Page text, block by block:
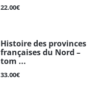
22.00€
Histoire des provinces
françaises du Nord –
tom ...
33.00€